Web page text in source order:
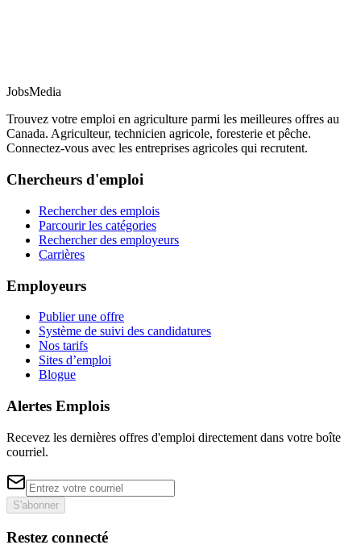
JobsMedia
Trouvez votre emploi en agriculture parmi les meilleures offres au
Canada. Agriculteur, technicien agricole, foresterie et pêche.
Connectez-vous avec les entreprises agricoles qui recrutent.
Chercheurs d'emploi
Rechercher des emplois
Parcourir les catégories
Rechercher des employeurs
Carrières
Employeurs
Publier une offre
Système de suivi des candidatures
Nos tarifs
Sites d’emploi
Blogue
Alertes Emplois
Recevez les dernières offres d'emploi directement dans votre boîte
courriel.
S'abonner
Restez connecté